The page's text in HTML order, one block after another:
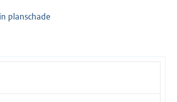
planschade